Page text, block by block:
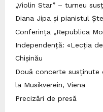
„Violin Star” – turneu
Diana Jipa și pianistul
Conferința „Republica
Independență: «Lecția
Chișinău
Două concerte susținute
la Musikverein, Viena
Precizări de presă